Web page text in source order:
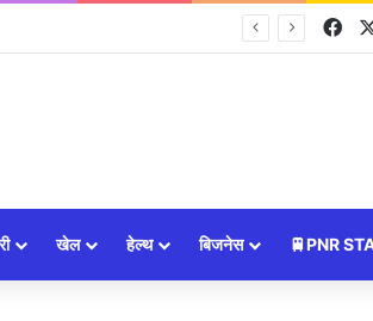
खेल हेल्थ बिजनेस 🚆PNR